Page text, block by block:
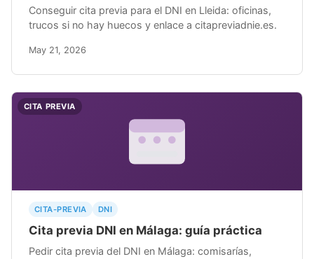
Conseguir cita previa para el DNI en Lleida: oficinas,
trucos si no hay huecos y enlace a citapreviadnie.es.
May 21, 2026
CITA PREVIA
CITA-PREVIA DNI
Cita previa DNI en Málaga: guía práctica
Pedir cita previa del DNI en Málaga: comisarías,